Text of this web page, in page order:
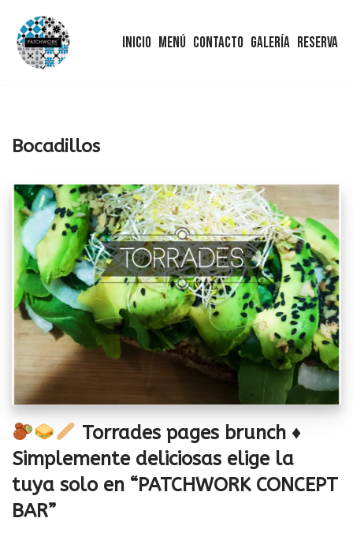
Saltar
Inicio Menú Contacto Galería Reserva
Bocadillos
Torrades pages brunch ♦
Simplemente deliciosas elige la
tuya solo en “PATCHWORK CONCEPT
BAR”